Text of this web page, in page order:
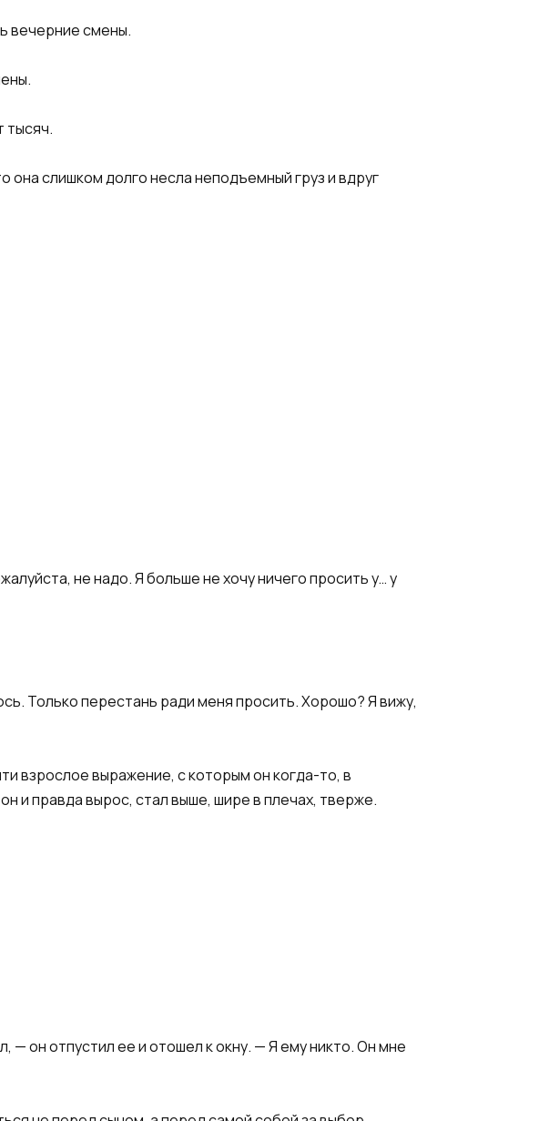
вечерние смены.
тысяч.
она слишком долго несла неподъемный груз и вдруг
не надо. Я больше не хочу ничего просить у… у
Только перестань ради меня просить. Хорошо? Я вижу,
взрослое выражение, с которым он когда-то, в
и правда вырос, стал выше, шире в плечах, тверже.
он отпустил ее и отошел к окну. — Я ему никто. Он мне